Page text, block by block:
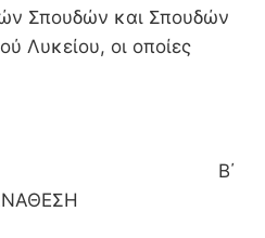
Σπουδών και Σπουδών
Λυκείου, οι οποίες
Β΄